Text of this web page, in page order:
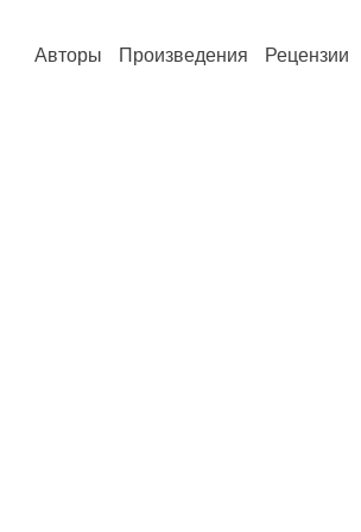
Авторы Произведения Рецензии